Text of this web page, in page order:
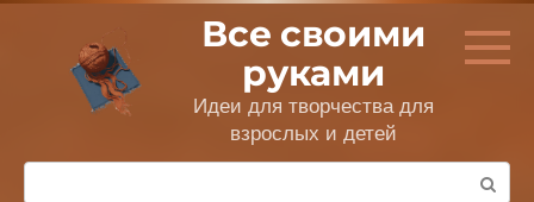
Перейти
контенту
Все своими
руками
Идеи для творчества для
взрослых и детей
Поиск: